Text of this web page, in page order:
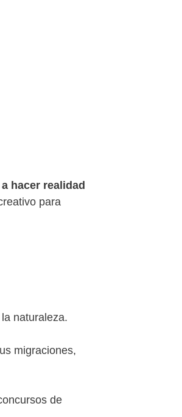
hacer realidad
para
naturaleza.
migraciones,
de